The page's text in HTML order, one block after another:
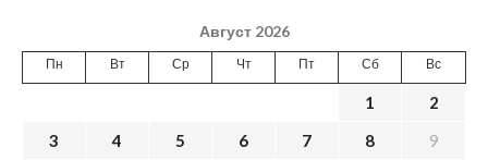
Август 2026
Пн Вт Ср Чт Пт Сб Вс
1
2
3
4 5 6 7 8
9